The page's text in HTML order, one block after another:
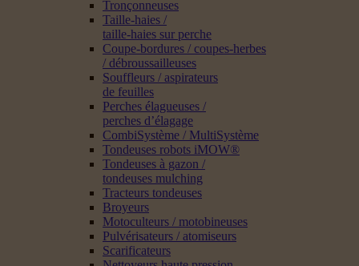
Tronçonneuses
Taille-haies /
taille-haies sur perche
Coupe-bordures / coupes-herbes
/ débroussailleuses
Souffleurs / aspirateurs
de feuilles
Perches élagueuses /
perches d’élagage
CombiSystème / MultiSystème
Tondeuses robots iMOW®
Tondeuses à gazon /
tondeuses mulching
Tracteurs tondeuses
Broyeurs
Motoculteurs / motobineuses
Pulvérisateurs / atomiseurs
Scarificateurs